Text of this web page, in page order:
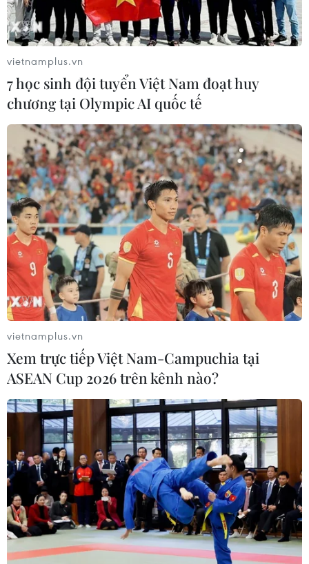
văn hóa thành công rực rỡ nhất của Ấn Độ, sánh ngang
với ngành điện ảnh Bollywood.
Ngày quốc tế Yoga 21/6: “Vì
một trái đất, một sức khỏe chung”
Ngày 21/6 được chọn là Ngày quốc tế Yoga nhằm tôn
vinh lợi ích của Yoga đối với sức khỏe con người,
khuyến khích tập luyện trên toàn thế giới, để phòng
ngừa bệnh tật và giúp gắn kết cộng đồng.
vietnamplus.vn
7 học sinh đội tuyển Việt Nam đoạt huy
chương tại Olympic AI quốc tế
vietnamplus.vn
Xem trực tiếp Việt Nam-Campuchia tại
ASEAN Cup 2026 trên kênh nào?